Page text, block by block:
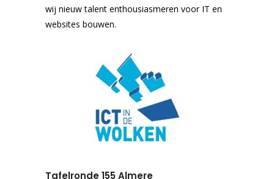
wij nieuw talent enthousiasmeren voor IT en
websites bouwen.
Tafelronde 155 Almere